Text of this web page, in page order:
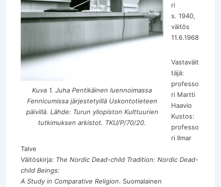
Kuva 1. Juha Pentikäinen luennoimassa
Fennicumissa järjestetyillä Uskontotieteen
päivillä. Lähde: Turun yliopiston Kulttuurien
tutkimuksen arkistot. TKU/P/70/20.
ri
s. 1940,
väitös
11.6.1968
Vastaväit
täjä:
professo
ri Martti
Haavio
Kustos:
professo
ri Ilmar
Talve
Väitöskirja: The Nordic Dead-child Tradition: Nordic Dead-
child Beings:
A Study in Comparative Religion. Suomalainen